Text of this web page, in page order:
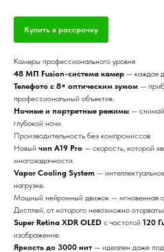
Купить в рассрочку
Камеры профессионального уровня
48 МП Fusion-система камер — каждая
Телефото с 8× оптическим зумом —
профессиональный объектив.
Ночные и портретные режимы — снимай
глубокой ночи.
Производительность без компромиссов
Новый чип A19 Pro — скорость, которой
многозадачности.
Vapor Cooling System —
нагрузке.
Мощный нейронный движок — мгновенная
Дисплей, от которого невозможно
Super Retina XDR OLED с частотой 120
изображение.
Яркость до 3000 нит — идеален даже